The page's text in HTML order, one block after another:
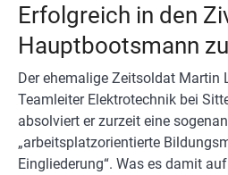
Erfolgreich in den
Hauptbootsmann
Der ehemalige Zeitsoldat Martin
Teamleiter Elektrotechnik bei
absolviert er zurzeit eine
„arbeitsplatzorientierte
Eingliederung“. Was es damit